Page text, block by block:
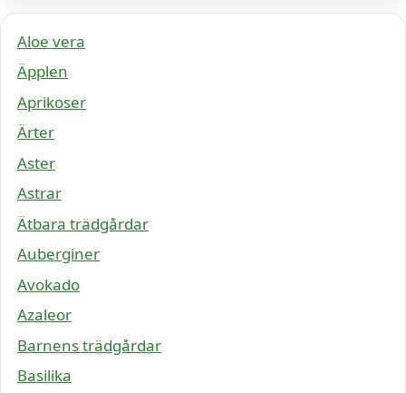
Aloe vera
Äpplen
Aprikoser
Ärter
Aster
Astrar
Ätbara trädgårdar
Auberginer
Avokado
Azaleor
Barnens trädgårdar
Basilika